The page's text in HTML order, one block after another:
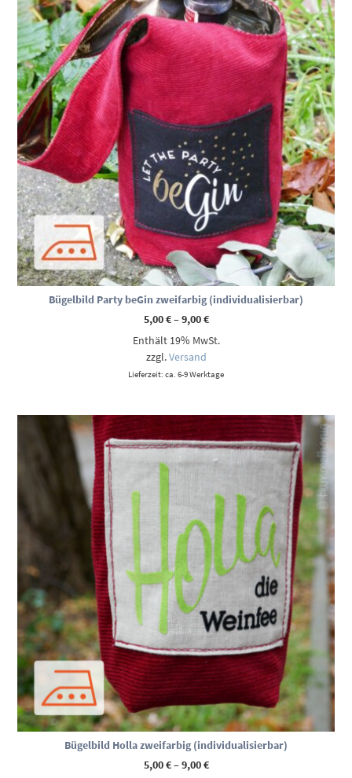
Bügelbild Party beGin zweifarbig (individualisierbar)
5,00€–9,00€Preisspanne:
bis
Enthält 19% MwSt.
zzgl.Versand
Lieferzeit: ca. 6-9 Werktage
Bügelbild Holla zweifarbig (individualisierbar)
5,00€–9,00€Preisspanne: